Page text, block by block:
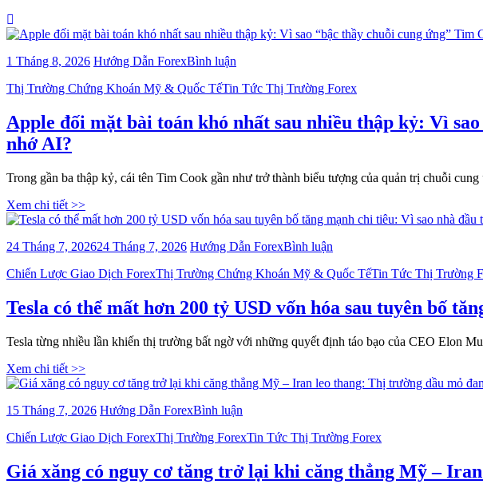
Blog
1 Tháng 8, 2026 Hướng Dẫn ForexBình luận
Apple
mặt
bài
nhất
thập
Vì
“bậc
chuỗi
cung
ứng”
Tim
cũng
gặp
khó
trước
cơn
chip
nhớ
Categories
Thị Trường Chứng Khoán Mỹ & Quốc TếTin Tức Thị Trường Forex
Apple đối mặt bài toán khó nhất sau nhiều thập kỷ: Vì
nhớ AI?
Trong gần ba thập kỷ, cái tên Tim Cook gần như trở thành biểu tượng của quản trị chuỗi
Xem chi tiết >>
24 Tháng 7, 202624 Tháng 7, 2026 Hướng Dẫn ForexBình luận
Tesla
thể
mất
200
vốn
tuyên
bố
mạnh
Categories
Chiến Lược Giao Dịch ForexThị Trường Chứng Khoán Mỹ & Quốc TếTin Tức Thị Trường
Tesla có thể mất hơn 200 tỷ USD vốn hóa sau tuyên bố
Tesla từng nhiều lần khiến thị trường bất ngờ với những quyết định táo bạo của CEO Elon
Xem chi tiết >>
15 Tháng 7, 2026 Hướng Dẫn ForexBình luận
Giá
có
nguy
Categories
Chiến Lược Giao Dịch ForexThị Trường ForexTin Tức Thị Trường Forex
Giá xăng có nguy cơ tăng trở lại khi căng thẳng Mỹ –